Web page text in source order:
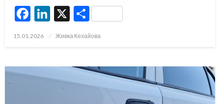
Facebook
LinkedIn
X Share
Posted
15.01.2026 Живка Кехайова